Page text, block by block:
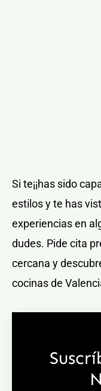
Si te¡¡has sido
estilos y te has
experiencias en
dudes. Pide cita
cercana y
cocinas de